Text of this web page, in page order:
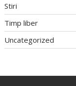
Stiri
Timp liber
Uncategorized